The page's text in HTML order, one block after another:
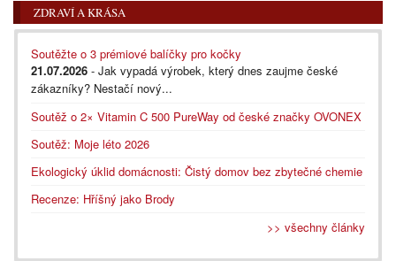
ZDRAVÍ A KRÁSA
Soutěžte o 3 prémiové balíčky pro kočky
21.07.2026 - Jak vypadá výrobek, který dnes zaujme české
zákazníky? Nestačí nový...
Soutěž o 2× Vitamin C 500 PureWay od české značky OVONEX
Soutěž: Moje léto 2026
Ekologický úklid domácnosti: Čistý domov bez zbytečné chemie
Recenze: Hříšný jako Brody
>> všechny články